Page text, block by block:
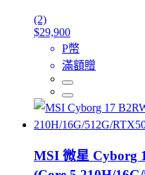
(2)
$29,900
P幣
滿額贈
MSI 微星 Cyborg